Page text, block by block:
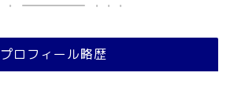
プロフィール略歴